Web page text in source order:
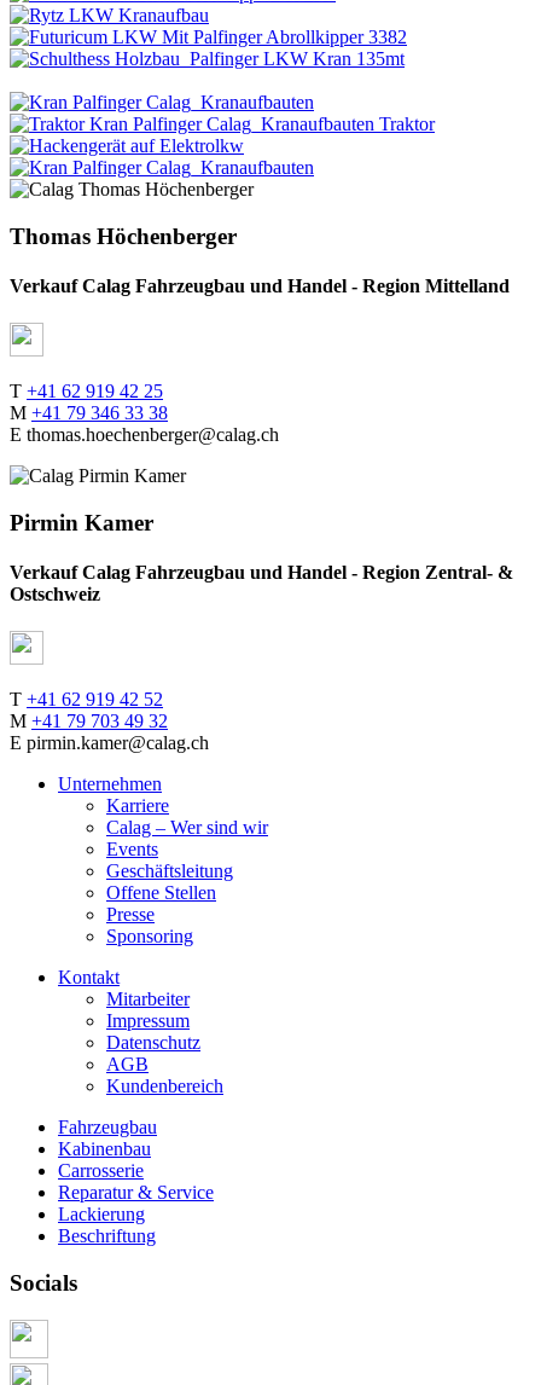
Thomas Höchenberger
Verkauf Calag Fahrzeugbau und Handel - Region Mittelland
T +41 62 919 42 25
M +41 79 346 33 38
E thomas.hoechenberger@calag.ch
Pirmin Kamer
Verkauf Calag Fahrzeugbau und Handel - Region Zentral- &
Ostschweiz
T +41 62 919 42 52
M +41 79 703 49 32
E pirmin.kamer@calag.ch
Unternehmen
Karriere
Calag – Wer sind wir
Events
Geschäftsleitung
Offene Stellen
Presse
Sponsoring
Kontakt
Mitarbeiter
Impressum
Datenschutz
AGB
Kundenbereich
Fahrzeugbau
Kabinenbau
Carrosserie
Reparatur & Service
Lackierung
Beschriftung
Socials